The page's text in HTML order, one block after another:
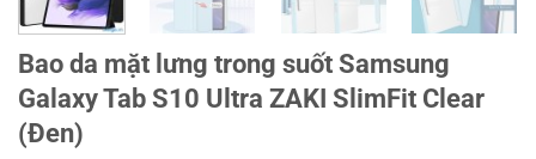
Bao da mặt lưng trong suốt Samsung
Galaxy Tab S10 Ultra ZAKI SlimFit Clear
(Đen)